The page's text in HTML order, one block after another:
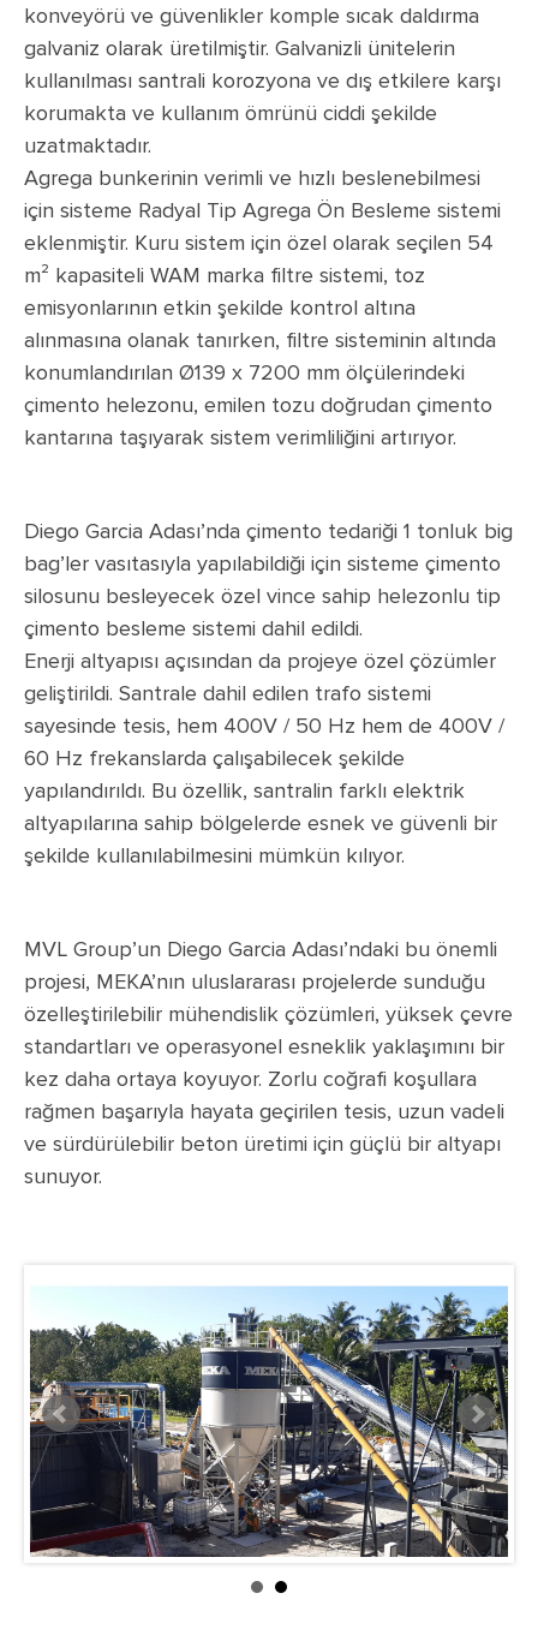
konveyörü ve güvenlikler komple sıcak daldırma
galvaniz olarak üretilmiştir. Galvanizli ünitelerin
kullanılması santrali korozyona ve dış etkilere karşı
korumakta ve kullanım ömrünü ciddi şekilde
uzatmaktadır.
Agrega bunkerinin verimli ve hızlı beslenebilmesi
için sisteme Radyal Tip Agrega Ön Besleme sistemi
eklenmiştir. Kuru sistem için özel olarak seçilen 54
m² kapasiteli WAM marka filtre sistemi, toz
emisyonlarının etkin şekilde kontrol altına
alınmasına olanak tanırken, filtre sisteminin altında
konumlandırılan Ø139 x 7200 mm ölçülerindeki
çimento helezonu, emilen tozu doğrudan çimento
kantarına taşıyarak sistem verimliliğini artırıyor.
Diego Garcia Adası’nda çimento tedariği 1 tonluk big
bag’ler vasıtasıyla yapılabildiği için sisteme çimento
silosunu besleyecek özel vince sahip helezonlu tip
çimento besleme sistemi dahil edildi.
Enerji altyapısı açısından da projeye özel çözümler
geliştirildi. Santrale dahil edilen trafo sistemi
sayesinde tesis, hem 400V / 50 Hz hem de 400V /
60 Hz frekanslarda çalışabilecek şekilde
yapılandırıldı. Bu özellik, santralin farklı elektrik
altyapılarına sahip bölgelerde esnek ve güvenli bir
şekilde kullanılabilmesini mümkün kılıyor.
MVL Group’un Diego Garcia Adası’ndaki bu önemli
projesi, MEKA’nın uluslararası projelerde sunduğu
özelleştirilebilir mühendislik çözümleri, yüksek çevre
standartları ve operasyonel esneklik yaklaşımını bir
kez daha ortaya koyuyor. Zorlu coğrafi koşullara
rağmen başarıyla hayata geçirilen tesis, uzun vadeli
ve sürdürülebilir beton üretimi için güçlü bir altyapı
sunuyor.